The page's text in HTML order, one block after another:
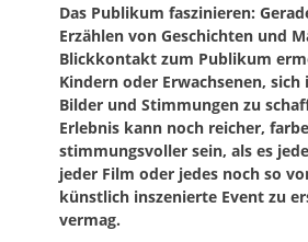
Das Publikum faszinieren:
Erzählen von Geschichten und
Blickkontakt zum Publikum
Kindern oder Erwachsenen, sich
Bilder und Stimmungen zu
Erlebnis kann noch reicher,
stimmungsvoller sein, als es
jeder Film oder jedes noch so
künstlich inszenierte Event zu
vermag.